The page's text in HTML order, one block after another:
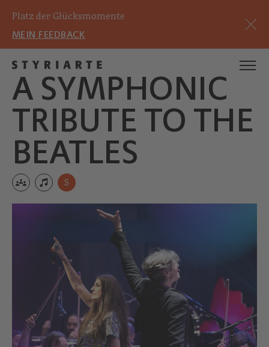
Platz der Glücksmomente
MEIN FEEDBACK
A SYMPHONIC
TRIBUTE TO THE
BEATLES
S